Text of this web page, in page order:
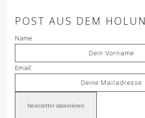
POST AUS DEM
Name
Email
Newsletter abonnieren